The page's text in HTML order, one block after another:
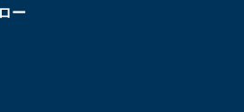
ー